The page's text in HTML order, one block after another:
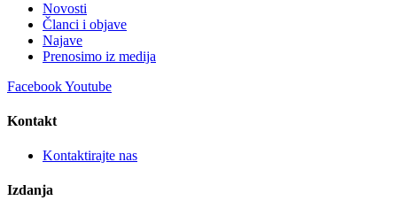
Novosti
Članci i objave
Najave
Prenosimo iz medija
FacebookYoutube
Kontakt
Kontaktirajte nas
Izdanja